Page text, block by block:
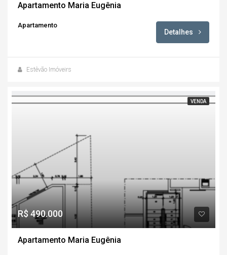
Apartamento Maria Eugênia
Apartamento
Detalhes
Estêvão Imóveirs
VENDA
R$ 490.000
Apartamento Maria Eugênia